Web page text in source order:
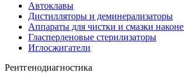
Автоклавы
Дистилляторы и деминерализаторы
Аппараты для чистки и смазки
Гласперленовые стерилизаторы
Иглосжигатели
Рентгенодиагностика